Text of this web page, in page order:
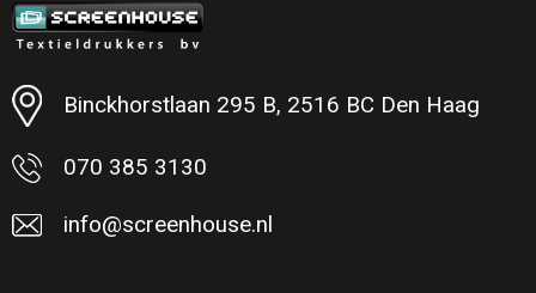
Binckhorstlaan 295 B, 2516 BC Den Haag
070 385 3130
info@screenhouse.nl